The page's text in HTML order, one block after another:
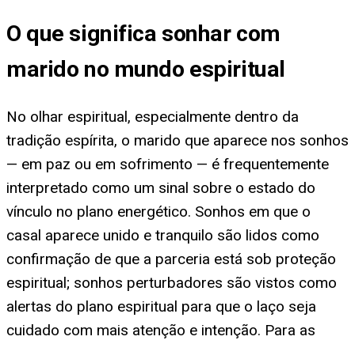
O que significa sonhar com
marido no mundo espiritual
No olhar espiritual, especialmente dentro da
tradição espírita, o marido que aparece nos sonhos
— em paz ou em sofrimento — é frequentemente
interpretado como um sinal sobre o estado do
vínculo no plano energético. Sonhos em que o
casal aparece unido e tranquilo são lidos como
confirmação de que a parceria está sob proteção
espiritual; sonhos perturbadores são vistos como
alertas do plano espiritual para que o laço seja
cuidado com mais atenção e intenção. Para as